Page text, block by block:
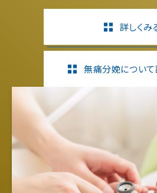
詳しくみ
無痛分娩について